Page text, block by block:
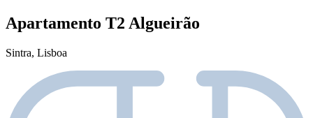
Apartamento T2 Algueirão
Sintra, Lisboa